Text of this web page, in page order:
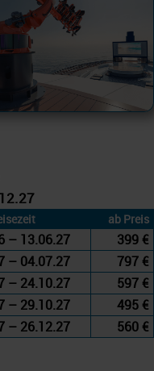
ab Preis
– 13.06.27
399 €
– 04.07.27
797 €
– 24.10.27
597 €
– 29.10.27
495 €
– 26.12.27 560 €